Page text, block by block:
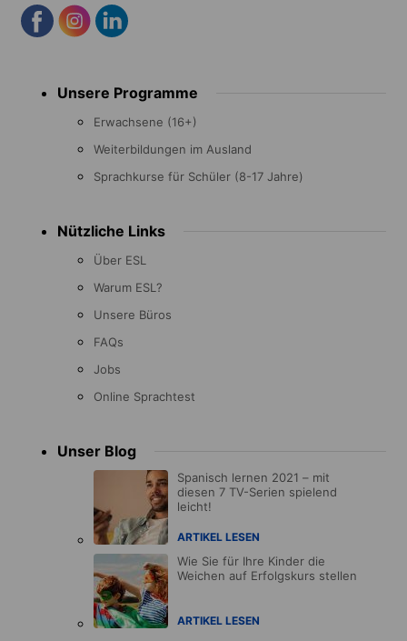
menu Unsere Programme
Erwachsene (16+)
Weiterbildungen im Ausland
Sprachkurse für Schüler (8-17 Jahre)
Nützliche Links
Über ESL
Warum ESL?
Unsere Büros
FAQs
Jobs
Online Sprachtest
Unser Blog
Spanisch lernen 2021 – mit
diesen 7 TV-Serien spielend
leicht!
ARTIKEL LESEN
Wie Sie für Ihre Kinder die
Weichen auf Erfolgskurs stellen
ARTIKEL LESEN